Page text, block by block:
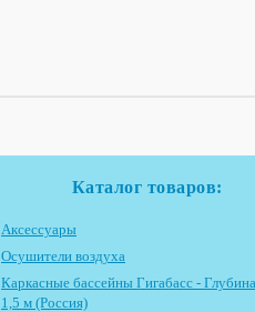
Каталог товаров:
Аксессуары
Осушители воздуха
Каркасные бассейны Гигабасс -
1,5 м (Россия)